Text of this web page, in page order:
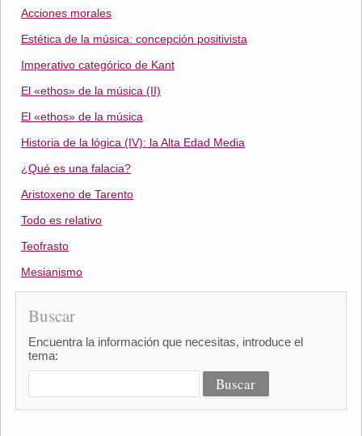
Acciones morales
Estética de la música: concepción positivista
Imperativo categórico de Kant
El «ethos» de la música (II)
El «ethos» de la música
Historia de la lógica (IV): la Alta Edad Media
¿Qué es una falacia?
Aristoxeno de Tarento
Todo es relativo
Teofrasto
Mesianismo
Buscar
Encuentra la información que necesitas, introduce el
tema: